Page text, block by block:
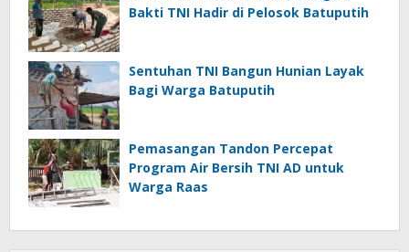
Bakti TNI Hadir di Pelosok Batuputih
Sentuhan TNI Bangun Hunian Layak
Bagi Warga Batuputih
Pemasangan Tandon Percepat
Program Air Bersih TNI AD untuk
Warga Raas